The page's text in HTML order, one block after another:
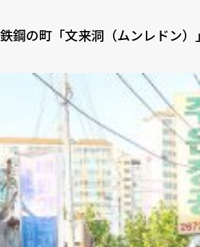
鉄鋼の町「文来洞（ムンレドン）」